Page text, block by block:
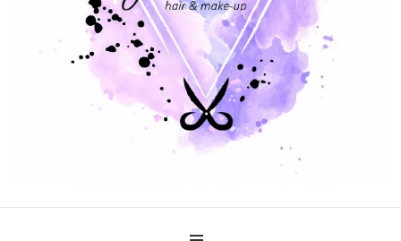
HAARKLEIN